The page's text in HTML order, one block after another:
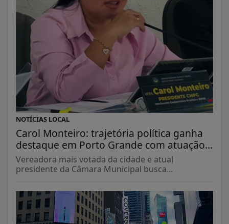
NOTÍCIAS LOCAL
Carol Monteiro: trajetória política ganha
destaque em Porto Grande com atuação...
Vereadora mais votada da cidade e atual
presidente da Câmara Municipal busca...